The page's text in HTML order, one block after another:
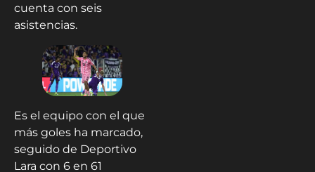
cuenta con seis
asistencias.
Es el equipo con el que
más goles ha marcado,
seguido de Deportivo
Lara con 6 en 61